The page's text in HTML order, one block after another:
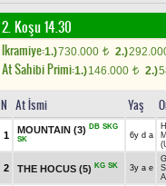
2. Koşu 14.30
Ikramiye:1.)730.000 t 2.)
At Sahibi Primi:1.)146.000 t 2.)
N At İsmi Yaş
1
MOUNTAIN (3) DB SKG
SK
6y d a
2 THE HOCUS (5) KG SK 3y a e